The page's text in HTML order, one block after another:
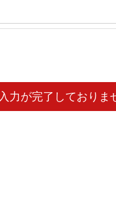
入力が完了しておりま